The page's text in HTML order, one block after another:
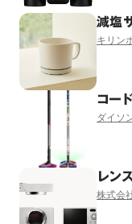
減塩
キリン
コー
ダイソ
レン
株式会